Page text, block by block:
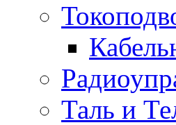
Таль и